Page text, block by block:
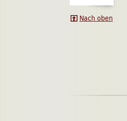
Nach oben